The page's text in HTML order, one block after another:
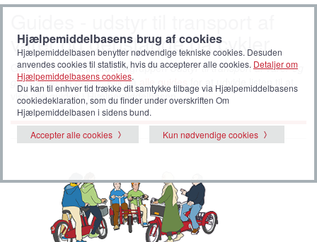
h
varer og genstande på cykler
Guides relateret til produktgruppenUdstyr til transport af varer og
genstande på cykler. Klik på
vise alle guides i Hjælpemiddelbasen.
Hjælpemiddelbasens brug af cookies
Hjælpemiddelbasen benytter nødvendige tekniske cookies. Desuden
anvendes cookies til statistik, hvis du accepterer alle cookies. Detaljer om
Hjælpemiddelbasens cookies.
Du kan til enhver tid trække dit samtykke tilbage via Hjælpemiddelbasens
cookiedeklaration, som du finder under overskriften Om
Hjælpemiddelbasen i sidens bund.
Accepter alle cookies
Kun nødvendige cookies